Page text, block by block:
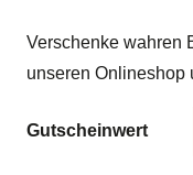
Verschenke wahren
unseren Onlineshop
Gutscheinwert